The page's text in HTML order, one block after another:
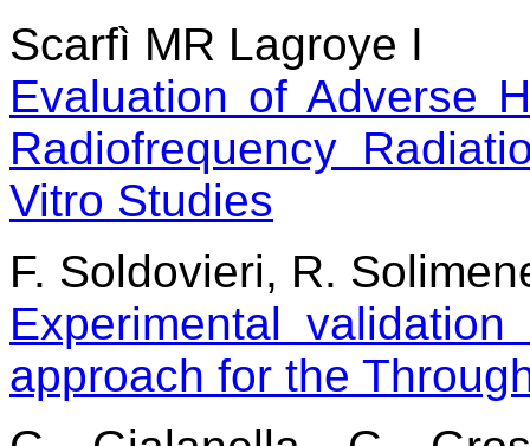
Scarfì MR Lagroye I
Evaluation of Adverse
Radiofrequency
Vitro Studies
F. Soldovieri, R.
Experimental
approach for the